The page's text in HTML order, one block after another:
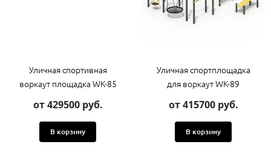
Уличная спортивная
воркаут площадка WK-85
от 429500 руб.
В корзину
Уличная спортплощадка
для воркаут WK-89
от 415700 руб.
В корзину